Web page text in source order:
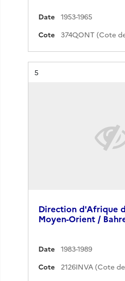
Date
1953-1965
Cote
374QONT (Cote
Résultat n°
5
Direction d'Afrique
Moyen-Orient /
Date
1983-1989
Cote
2126INVA (Cote